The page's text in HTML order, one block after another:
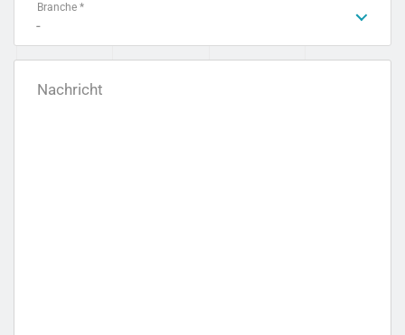
Branche *
-
Nachricht